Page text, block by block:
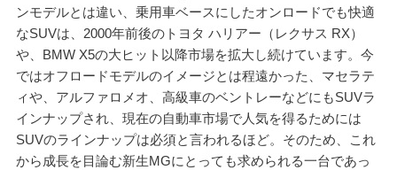
ンモデルとは違い、乗用車ベースにしたオンロードでも快適
なSUVは、2000年前後のトヨタ ハリアー（レクサス RX）
や、BMW X5の大ヒット以降市場を拡大し続けています。今
ではオフロードモデルのイメージとは程遠かった、マセラテ
ィや、アルファロメオ、高級車のベントレーなどにもSUVラ
インナップされ、現在の自動車市場で人気を得るためには
SUVのラインナップは必須と言われるほど。そのため、これ
から成長を目論む新生MGにとっても求められる一台であっ